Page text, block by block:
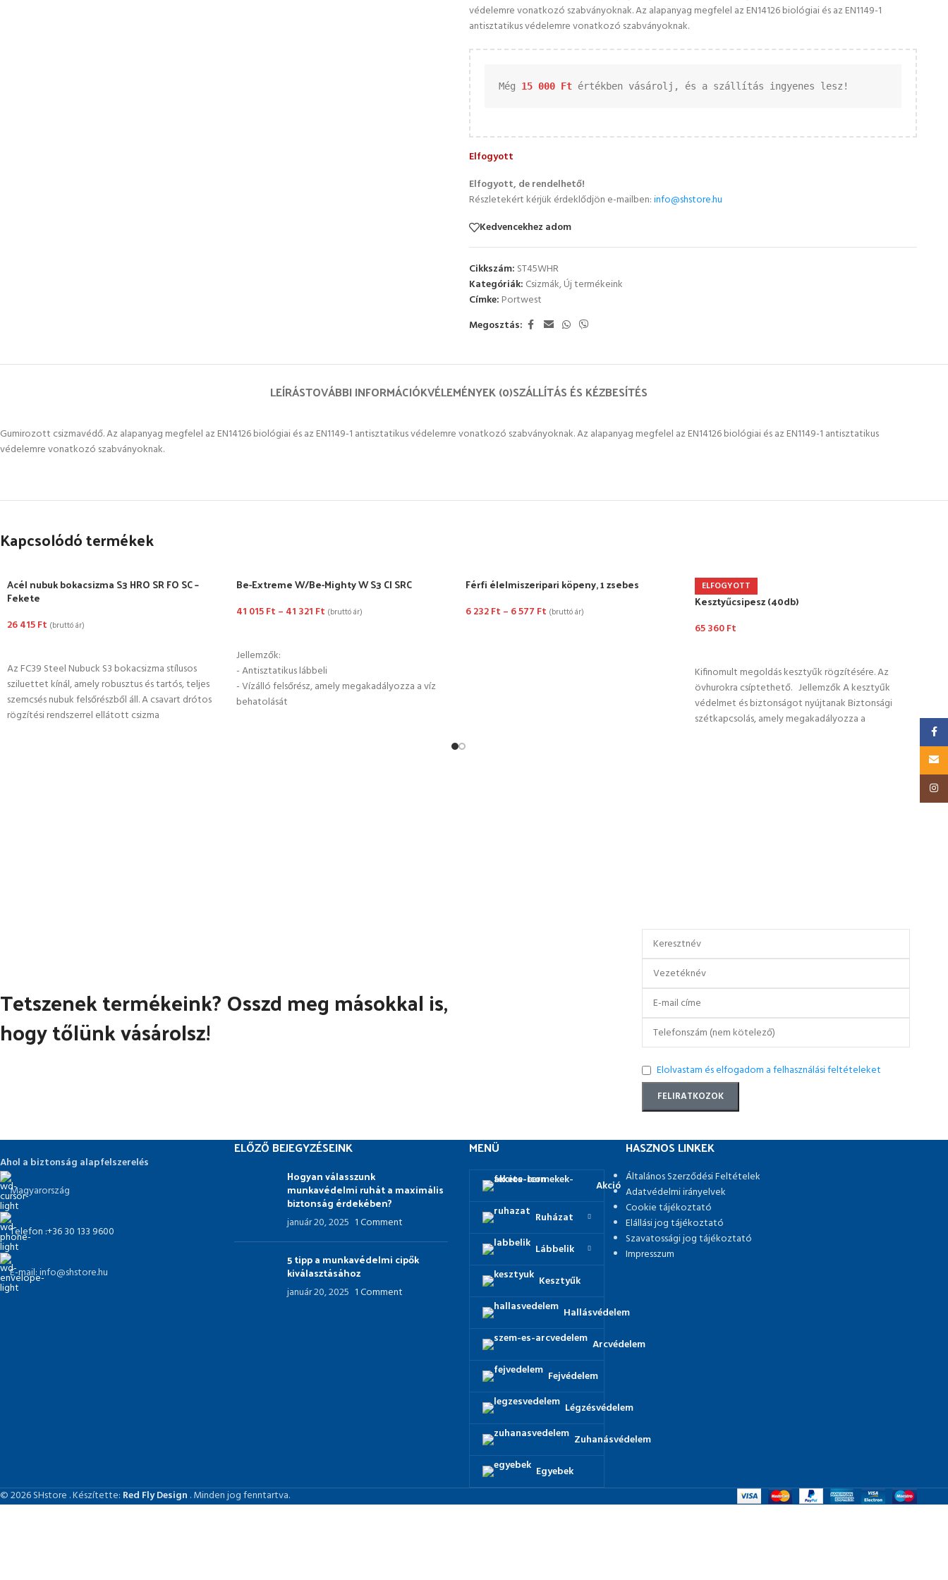
védelemre vonatkozó szabványoknak. Az alapanyag megfelel az EN14126 biológiai és az EN1149-1
antisztatikus védelemre vonatkozó szabványoknak.
Még 15 000 Ft értékben vásárolj, és a szállítás ingyenes lesz!
Elfogyott
Elfogyott, de rendelhető!
Részletekért kérjük érdeklődjön e-mailben:info@shstore.hu
Kedvencekhez adom
Cikkszám: ST45WHR
Kategóriák: Csizmák,Új termékeink
Címke: Portwest
Megosztás:
LEÍRÁSTOVÁBBI INFORMÁCIÓKVÉLEMÉNYEK (0)SZÁLLÍTÁS ÉS KÉZBESÍTÉS
Gumirozott csizmavédő. Az alapanyag megfelel az EN14126 biológiai és az EN1149-1 antisztatikus védelemre vonatkozó szabványoknak. Az alapanyag megfelel az EN14126 biológiai és az EN1149-1 antisztatikus
védelemre vonatkozó szabványoknak.
Kapcsolódó termékek
Acél nubuk bokacsizma S3 HRO SR FO SC –
Fekete
26 415Ft (bruttó ár)
Az FC39 Steel Nubuck S3 bokacsizma stílusos
sziluettet kínál, amely robusztus és tartós, teljes
szemcsés nubuk felsőrészből áll. A csavart drótos
rögzítési rendszerrel ellátott csizma
Be-Extreme W/Be-Mighty W S3 CI SRC
41 015Ft – 41 321 Ft (bruttó ár)
Jellemzők:
- Antisztatikus lábbeli
- Vízálló felsőrész, amely megakadályozza a víz
behatolását
Férfi élelmiszeripari köpeny, 1 zsebes
6 232Ft – 6 577 Ft (bruttó ár)
ELFOGYOTT
Kesztyűcsipesz (40db)
65 360Ft
Kifinomult megoldás kesztyűk rögzítésére. Az
övhurokra csíptethető. Jellemzők A kesztyűk
védelmet és biztonságot nyújtanak Biztonsági
szétkapcsolás, amely megakadályozza a
Tetszenek termékeink? Osszd meg másokkal is,
hogy tőlünk vásárolsz!
Elolvastam és elfogadom a felhasználási feltételeket
Ahol a biztonság alapfelszerelés
Magyarország
Telefon :+36 30 133 9600
E-mail: info@shstore.hu
ELŐZŐ BEJEGYZÉSEINK
Hogyan válasszunk
munkavédelmi ruhát a maximális
biztonság érdekében?
január 20, 2025 1 Comment
5 tipp a munkavédelmi cipők
kiválasztásához
január 20, 2025 1 Comment
MENÜ
Akció
Ruházat
Lábbelik
Kesztyűk
Hallásvédelem
Arcvédelem
Fejvédelem
Légzésvédelem
Zuhanásvédelem
Egyebek
HASZNOS LINKEK
Általános Szerződési Feltételek
Adatvédelmi irányelvek
Cookie tájékoztató
Elállási jog tájékoztató
Szavatossági jog tájékoztató
Impresszum
© 2026 SHstore . Készítette: Red Fly Design . Minden jog fenntartva.
Email